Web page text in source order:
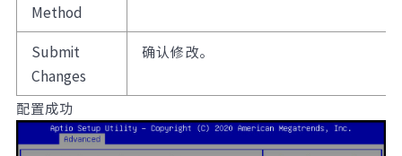
Method
Submit
Changes
确认修改。
配置成功